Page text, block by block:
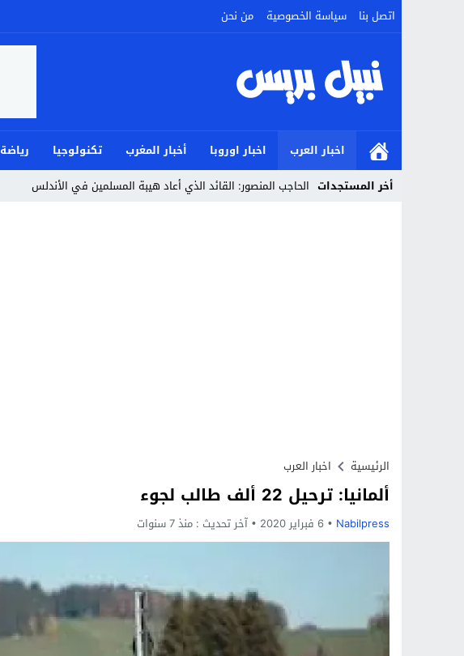
اتصل بنا سياسة الخصوصية من نحن
اخبار العرب اخبار اوروبا أخبار المغرب تكنولوجيا رياضة
أخر المستجدات الحاجب المنصور: القائد الذي أعاد هيبة المسلمين في الأندلس
الرئيسية اخبار العرب
ألمانيا: ترحيل 22 ألف طالب لجوء
Nabilpress 6 فبراير 2020 آخر تحديث : منذ 7 سنوات